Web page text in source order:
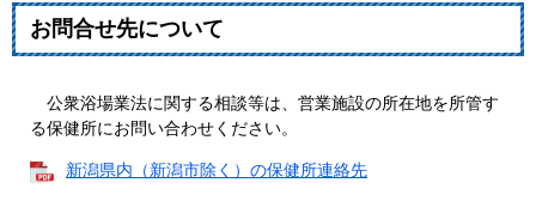
お問合せ先について
公衆浴場業法に関する相談等は、営業施設の所在地を所管す
る保健所にお問い合わせください。
新潟県内（新潟市除く）の保健所連絡先